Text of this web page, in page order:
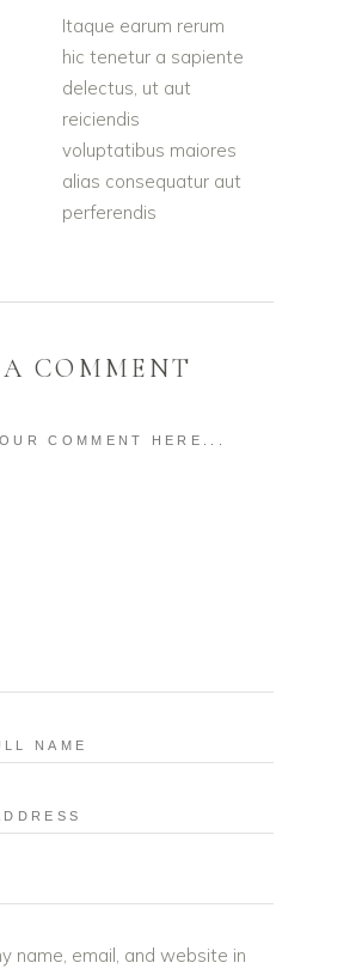
Itaque earum rerum
hic tenetur a sapiente
delectus, ut aut
reiciendis
voluptatibus maiores
alias consequatur aut
perferendis
COMMENT
name, email, and website in